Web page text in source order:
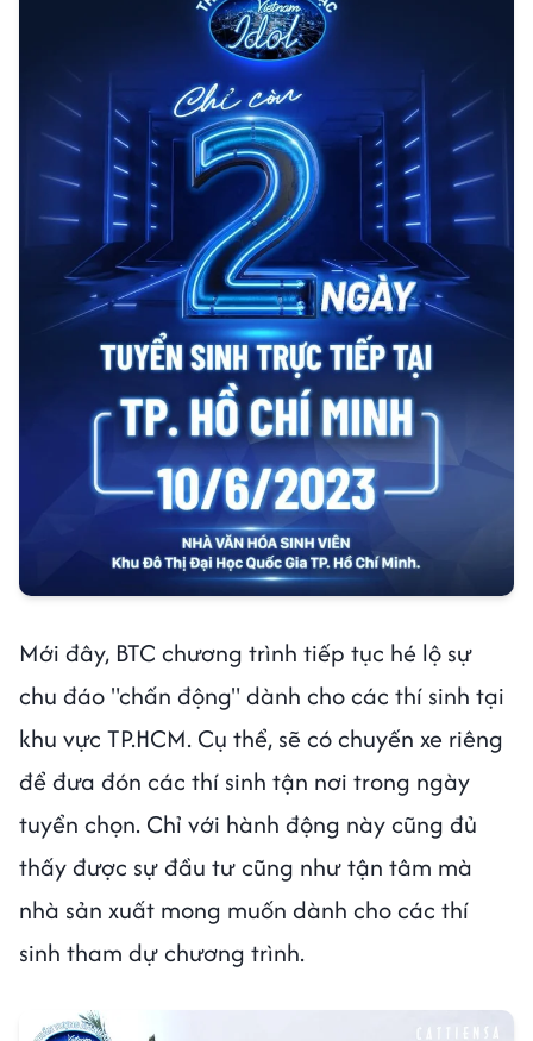
Mới đây, BTC chương trình tiếp tục hé lộ sự
chu đáo "chấn động" dành cho các thí sinh tại
khu vực TP.HCM. Cụ thể, sẽ có chuyến xe riêng
để đưa đón các thí sinh tận nơi trong ngày
tuyển chọn. Chỉ với hành động này cũng đủ
thấy được sự đầu tư cũng như tận tâm mà
nhà sản xuất mong muốn dành cho các thí
sinh tham dự chương trình.